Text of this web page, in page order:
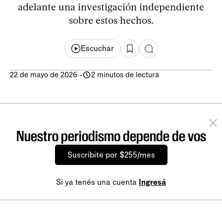
adelante una investigación independiente
sobre estos hechos.
Escuchar
22 de mayo de 2026 - 2 minutos de lectura
Nuestro periodismo depende de vos
Suscribite por $255/mes
Si ya tenés una cuenta Ingresá